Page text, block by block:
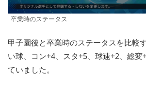
卒業時のステータス
甲子園後と卒業時のステータスを比較
い球、コン+4、スタ+5、球速+2、総
ていました。